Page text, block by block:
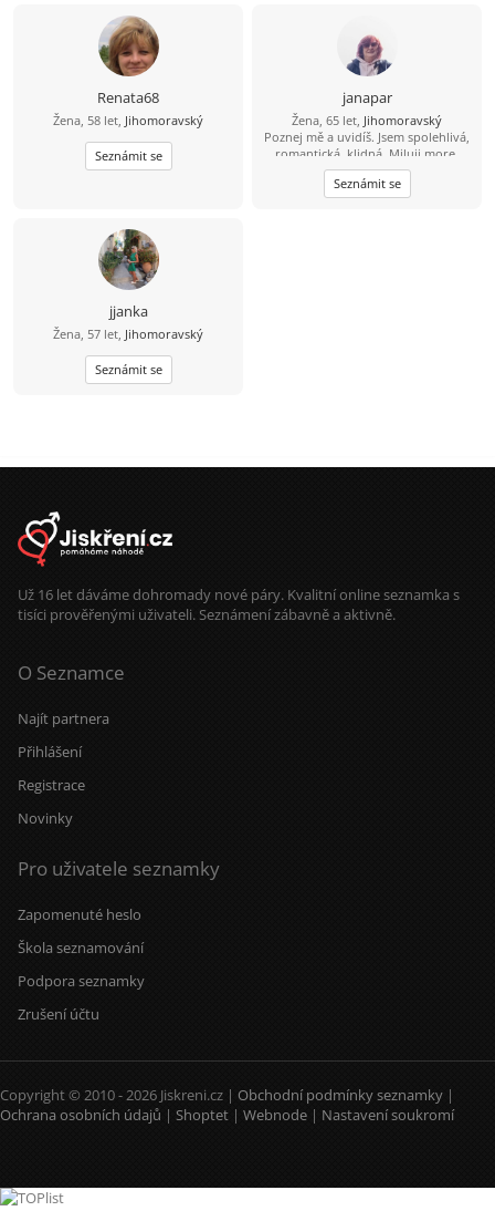
Renata68
Žena, 58 let, Jihomoravský
Seznámit se
janapar
Žena, 65 let, Jihomoravský
Poznej mě a uvidíš. Jsem spolehlivá,
romantická, klidná. Miluji more.
Hledám přítele, se kterým bych
chtěla zestárnout.
Seznámit se
jjanka
Žena, 57 let, Jihomoravský
Seznámit se
Už 16 let dáváme dohromady nové páry. Kvalitní online seznamka s
tisíci prověřenými uživateli. Seznámení zábavně a aktivně.
O Seznamce
Najít partnera
Přihlášení
Registrace
Novinky
Pro uživatele seznamky
Zapomenuté heslo
Škola seznamování
Podpora seznamky
Zrušení účtu
Copyright © 2010 - 2026 Jiskreni.cz | Obchodní podmínky seznamky |
Ochrana osobních údajů | Shoptet | Webnode | Nastavení soukromí